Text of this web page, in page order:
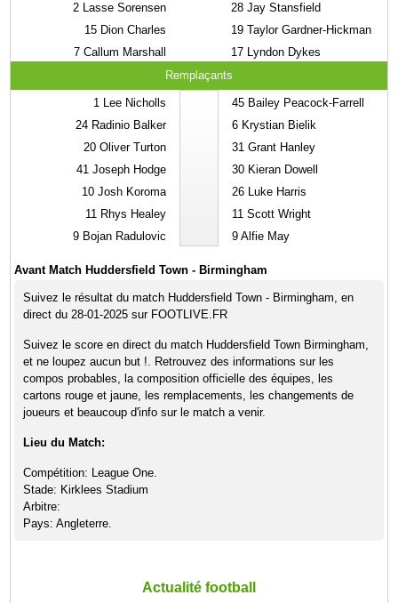
2 Lasse Sorensen
15 Dion Charles
7 Callum Marshall
28 Jay Stansfield
19 Taylor Gardner-Hickman
17 Lyndon Dykes
Remplaçants
1 Lee Nicholls
24 Radinio Balker
20 Oliver Turton
41 Joseph Hodge
10 Josh Koroma
11 Rhys Healey
9 Bojan Radulovic
45 Bailey Peacock-Farrell
6 Krystian Bielik
31 Grant Hanley
30 Kieran Dowell
26 Luke Harris
11 Scott Wright
9 Alfie May
Avant Match Huddersfield Town - Birmingham
Suivez le résultat du match Huddersfield Town - Birmingham, en
direct du 28-01-2025 sur FOOTLIVE.FR
Suivez le score en direct du match Huddersfield Town Birmingham,
et ne loupez aucun but !. Retrouvez des informations sur les
compos probables, la composition officielle des équipes, les
cartons rouge et jaune, les remplacements, les changements de
joueurs et beaucoup d'info sur le match a venir.
Lieu du Match:
Compétition: League One.
Stade: Kirklees Stadium
Arbitre:
Pays: Angleterre.
Actualité football